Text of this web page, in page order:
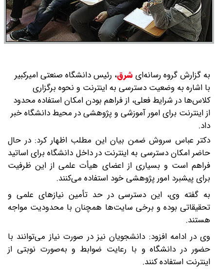
به گزارش گروه رسانه‌ایشرق، رئیس دانشگاه صنعتی امیرکبیر
با اشاره به وضعیت دسترسی به اینترنت و نحوه برگزاری
کلاس‌ها در شرایط فعلی، از فراهم بودن امکان استفاده محدود
از اینترنت برای امور آموزشی و پژوهشی در محیط دانشگاه خبر
داد.
دکتر عباس سروش ضمن بیان این مطلب اظهار کرد: در حال
حاضر امکان دسترسی به اینترنت در داخل دانشگاه برای اساتید
فراهم است و بسیاری از اعضای هیأت علمی از این ظرفیت
برای پیشبرد امور پژوهشی خود استفاده می‌کنند.
به گفته وی، این دسترسی در حد تأمین نیازهای علمی و
تحقیقاتی بوده و برخی سایت‌ها همچنان با محدودیت مواجه
هستند.
وی در ادامه افزود: دانشجویان نیز در صورت نیاز می‌توانند با
حضور در دانشگاه و با رعایت ضوابط و به‌صورت نوبتی از
اینترنت استفاده کنند.